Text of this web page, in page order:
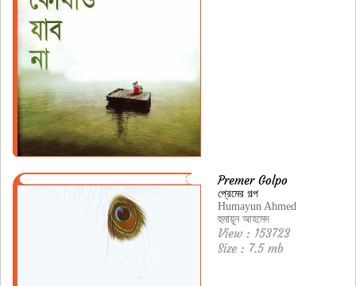
Premer Golpo
প্রেমের গল্প
Humayun Ahmed
হুমায়ূন আহমেদ
View : 153723
Size : 7.5 mb